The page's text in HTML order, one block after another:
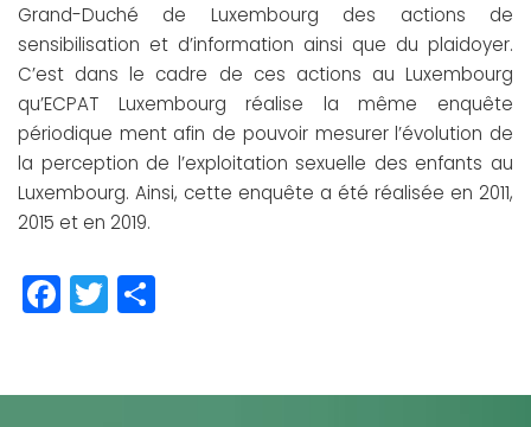
Grand-Duché de Luxembourg des actions de
sensibilisation et d’information ainsi que du plaidoyer.
C’est dans le cadre de ces actions au Luxembourg
qu’ECPAT Luxembourg réalise la même enquête
périodique ment afin de pouvoir mesurer l’évolution de
la perception de l’exploitation sexuelle des enfants au
Luxembourg. Ainsi, cette enquête a été réalisée en 2011,
2015 et en 2019.
Facebook
Twitter